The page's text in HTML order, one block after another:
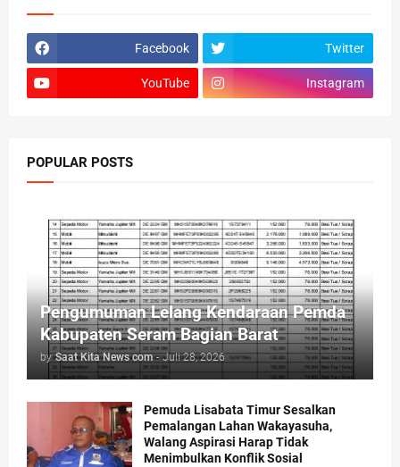
Facebook Twitter
YouTube Instagram
POPULAR POSTS
Pengumuman Lelang Kendaraan Pemda
Kabupaten Seram Bagian Barat
by Saat Kita News com - Juli 28, 2026
Pemuda Lisabata Timur Sesalkan
Pemalangan Lahan Wakayasuha,
Walang Aspirasi Harap Tidak
Menimbulkan Konflik Sosial